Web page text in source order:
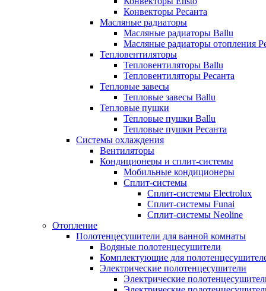
Конвекторы Ресанта
Масляные радиаторы
Масляные радиаторы Ballu
Масляные радиаторы отопления
Тепловентиляторы
Тепловентиляторы Ballu
Тепловентиляторы Ресанта
Тепловые завесы
Тепловые завесы Ballu
Тепловые пушки
Тепловые пушки Ballu
Тепловые пушки Ресанта
Системы охлаждения
Вентиляторы
Кондиционеры и сплит-системы
Мобильные кондиционеры
Сплит-системы
Сплит-системы Electrolux
Сплит-системы Funai
Сплит-системы Neoline
Отопление
Полотенцесушители для ванной комнаты
Водяные полотенцесушители
Комплектующие для
Электрические полотенцесушители
Электрические